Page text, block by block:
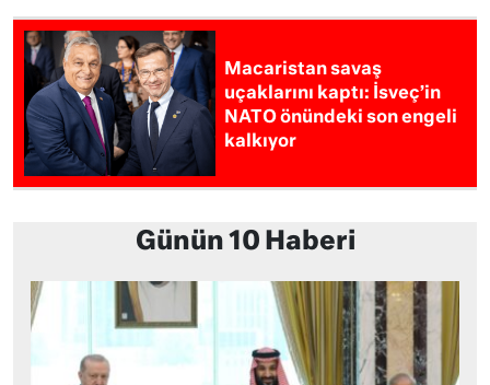
Macaristan savaş
uçaklarını kaptı: İsveç’in
NATO önündeki son engeli
kalkıyor
Günün 10 Haberi